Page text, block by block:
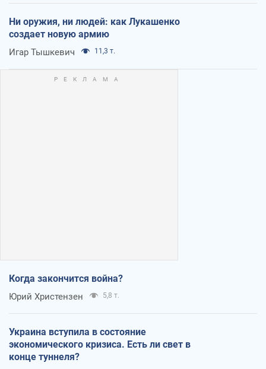
Ни оружия, ни людей: как Лукашенко
создает новую армию
Игар Тышкевич 11,3 т.
Когда закончится война?
Юрий Христензен 5,8 т.
Украина вступила в состояние
экономического кризиса. Есть ли свет в
конце туннеля?